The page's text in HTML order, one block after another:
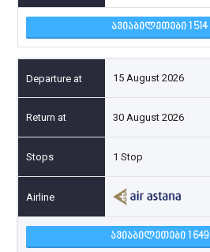
ᲐᲕᲘᲐᲑᲘᲚᲔᲗᲔᲑᲘ 1 514
15 August 2026
30 August 2026
1 Stop
ᲐᲕᲘᲐᲑᲘᲚᲔᲗᲔᲑᲘ 1 649